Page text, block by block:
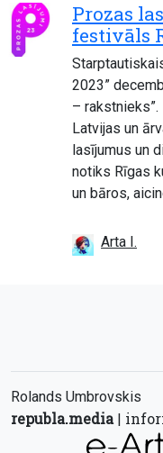
Prozas
festivāls
2023”
–
Latvijas un
lasījumus un
notiks Rīgas
un bāros,
Arta I.
Rolands Umbrovskis
republa.media|